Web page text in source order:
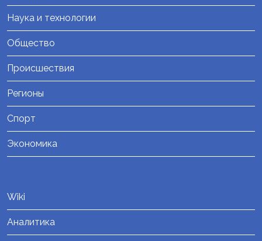
Наука и технологии
Общество
Происшествия
Регионы
Спорт
Экономика
Wiki
Аналитика